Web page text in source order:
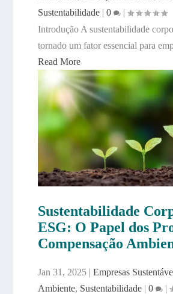
Sustentabilidade| 0
|
Introdução A sustentabilidade
tornado um fator essencial para
Read More
Sustentabilidade
ESG: O Papel dos
Compensação
Jan 31, 2025| Empresas
Ambiente, Sustentabilidade| 0
|